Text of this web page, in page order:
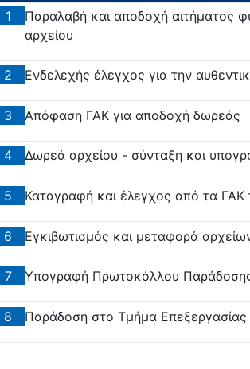
1
Παραλαβή και αποδοχή αιτήματος
αρχείου
2 Ενδελεχής έλεγχος για την
3 Απόφαση ΓΑΚ για αποδοχή δωρεάς
4 Δωρεά αρχείου - σύνταξη και
5 Καταγραφή και έλεγχος από τα
6 Εγκιβωτισμός και μεταφορά
7 Υπογραφή Πρωτοκόλλου
8 Παράδοση στο Τμήμα Επεξεργασίας